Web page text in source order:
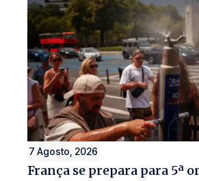
7 Agosto, 2026
França se prepara para 5ª